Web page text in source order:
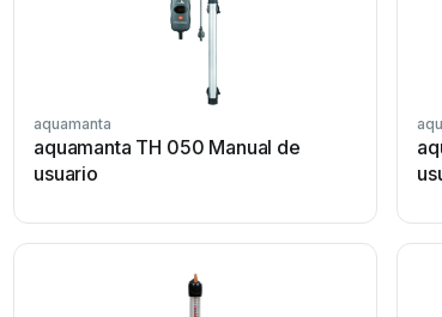
aquamanta
aquamanta TH 050 Manual de
usuario